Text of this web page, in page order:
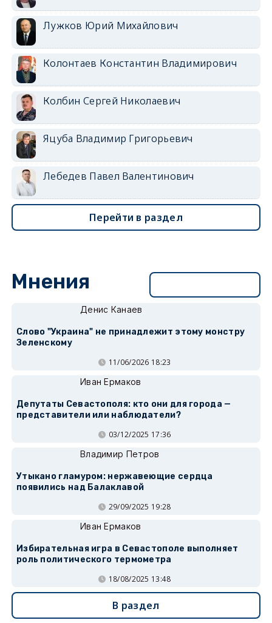
Лужков Юрий Михайлович
Колонтаев Константин Владимирович
Колбин Сергей Николаевич
Яцуба Владимир Григорьевич
Лебедев Павел Валентинович
Перейти в раздел
Мнения
Денис Канаев
Слово "Украина" не принадлежит этому монстру
Зеленскому
11/06/2026 18:23
Иван Ермаков
Депутаты Севастополя: кто они для города —
представители или наблюдатели?
03/12/2025 17:36
Владимир Петров
Утыкано гламуром: нержавеющие сердца
появились над Балаклавой
29/09/2025 19:28
Иван Ермаков
Избирательная игра в Севастополе выполняет
роль политического термометра
18/08/2025 13:48
В раздел